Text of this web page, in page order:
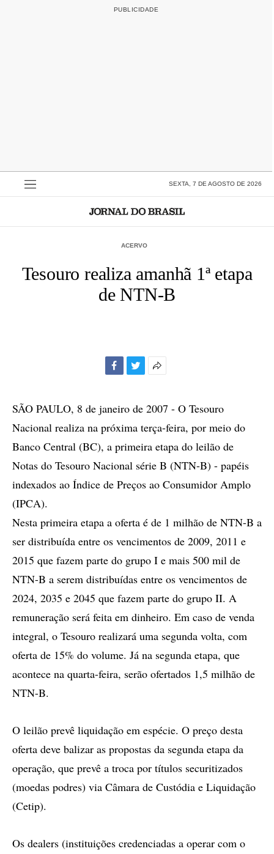
SEXTA, 7 DE AGOSTO DE 2026
ACERVO
Tesouro realiza amanhã 1ª etapa
de NTN-B
compartilhamento
SÃO PAULO, 8 de janeiro de 2007 - O Tesouro
Nacional realiza na próxima terça-feira, por meio do
Banco Central (BC), a primeira etapa do leilão de
Notas do Tesouro Nacional série B (NTN-B) - papéis
indexados ao Índice de Preços ao Consumidor Amplo
(IPCA).
Nesta primeira etapa a oferta é de 1 milhão de NTN-B a
ser distribuída entre os vencimentos de 2009, 2011 e
2015 que fazem parte do grupo I e mais 500 mil de
NTN-B a serem distribuídas entre os vencimentos de
2024, 2035 e 2045 que fazem parte do grupo II. A
remuneração será feita em dinheiro. Em caso de venda
integral, o Tesouro realizará uma segunda volta, com
oferta de 15% do volume. Já na segunda etapa, que
acontece na quarta-feira, serão ofertados 1,5 milhão de
NTN-B.
O leilão prevê liquidação em espécie. O preço desta
oferta deve balizar as propostas da segunda etapa da
operação, que prevê a troca por títulos securitizados
(moedas podres) via Câmara de Custódia e Liquidação
(Cetip).
Os dealers (instituições credenciadas a operar com o